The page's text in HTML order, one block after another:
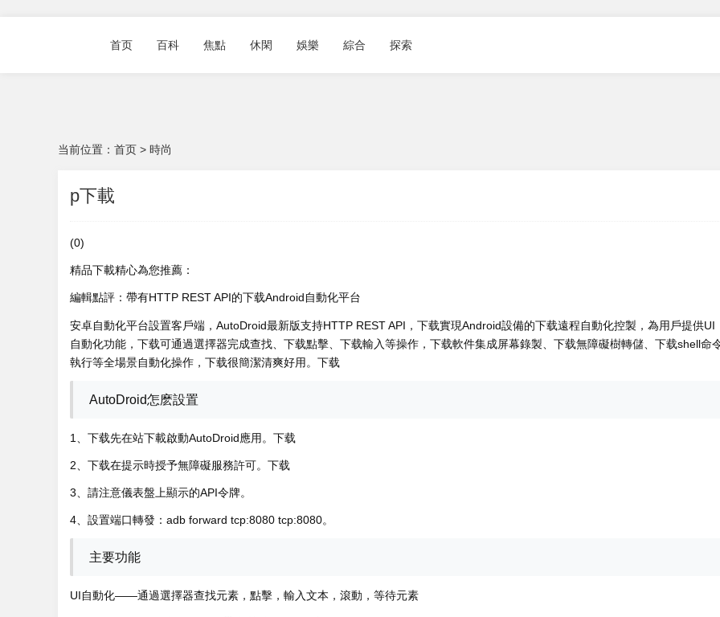
首页 百科 焦點 休閑 娛樂 綜合 探索
当前位置： 首页 > 時尚
p下載
(0)
精品下載精心為您推薦：
編輯點評：帶有HTTP REST API的下载Android自動化平台
安卓自動化平台設置客戶端，AutoDroid最新版支持HTTP REST API，下载實現Android設備的下载遠程自動化控製，為用戶提供UI
自動化功能，下载可通過選擇器完成查找、下载點擊、下载輸入等操作，下载軟件集成屏幕錄製、下载無障礙樹轉儲、下载shell命
執行等全場景自動化操作，下载很簡潔清爽好用。下载
AutoDroid怎麽設置
1、下载先在站下載啟動AutoDroid應用。下载
2、下载在提示時授予無障礙服務許可。下载
3、請注意儀表盤上顯示的API令牌。
4、設置端口轉發：adb forward tcp:8080 tcp:8080。
主要功能
UI自動化——通過選擇器查找元素，點擊，輸入文本，滾動，等待元素